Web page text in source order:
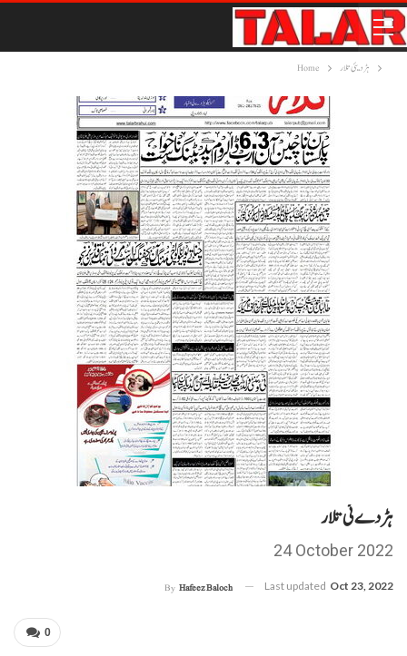
Home ہڑدیئی تلار
ہڑدے ئی تلار
24 October 2022
By Hafeez Baloch Last updated Oct 23, 2022
0